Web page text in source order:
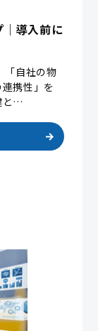
導入前に
「自社の物
携性」を
と…